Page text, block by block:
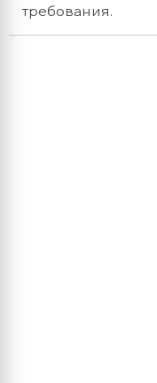
требования.